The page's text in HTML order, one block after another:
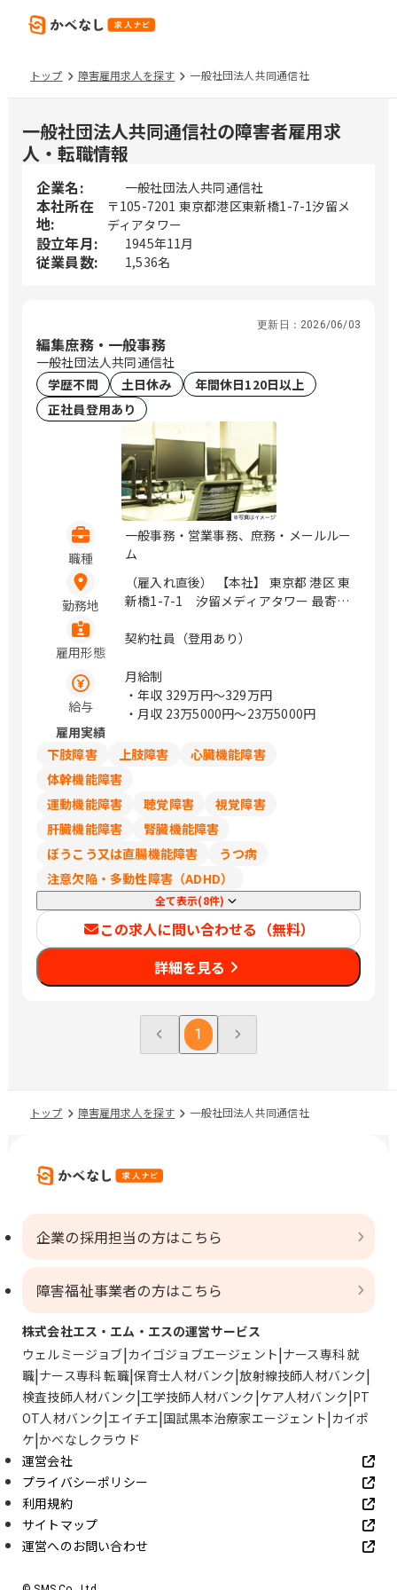
トップ 障害雇用求人を探す 一般社団法人共同通信社
一般社団法人共同通信社の障害者雇用求
人・転職情報
企業名: 一般社団法人共同通信社
本社所在
地:
〒105-7201 東京都港区東新橋1-7-1汐留メ
ディアタワー
設立年月: 1945年11月
従業員数: 1,536名
更新日： 2026/06/03
編集庶務・一般事務
一般社団法人共同通信社
学歴不問
土日休み
年間休日120日以上
正社員登用あり
職種
一般事務・営業事務、庶務・メールルー
ム
勤務地
（雇入れ直後） 【本社】 東京都 港区 東
新橋1-7-1 汐留メディアタワー 最寄
汐留駅から徒歩1分 ＪＲ各線、ゆりかも
線 新橋駅から徒歩7分 （変更の範囲）
会社の定める勤務地 / 汐留駅、新橋駅
雇用形態
契約社員（登用あり）
給与
月給制
・年収 329万円〜329万円
・月収 23万5000円〜23万5000円
雇用実績
下肢障害
上肢障害
心臓機能障害
体幹機能障害
運動機能障害
聴覚障害
視覚障害
肝臓機能障害
腎臓機能障害
ぼうこう又は直腸機能障害
うつ病
注意欠陥・多動性障害（ADHD）
全て表示(8件)
この求人に問い合わせる（無料）
詳細を見る
1
トップ 障害雇用求人を探す 一般社団法人共同通信社
企業の採用担当の方はこちら
障害福祉事業者の方はこちら
株式会社エス・エム・エスの運営サービス
ウェルミージョブ カイゴジョブエージェント ナース専科 就
職 ナース専科 転職 保育士人材バンク 放射線技師人材バンク
検査技師人材バンク 工学技師人材バンク ケア人材バンク PT
OT人材バンク エイチエ 国試黒本治療家エージェント カイポ
ケ かべなしクラウド
運営会社
プライバシーポリシー
利用規約
サイトマップ
運営へのお問い合わせ